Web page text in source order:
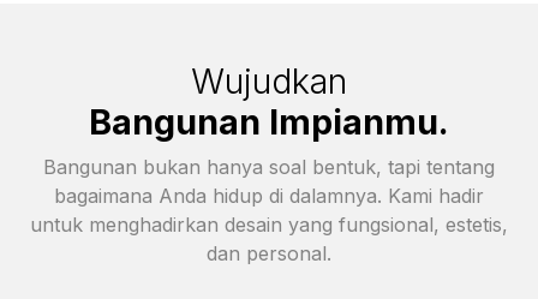
Wujudkan
Bangunan Impianmu.
Bangunan bukan hanya soal bentuk, tapi tentang
bagaimana Anda hidup di dalamnya. Kami hadir
untuk menghadirkan desain yang fungsional, estetis,
dan personal.